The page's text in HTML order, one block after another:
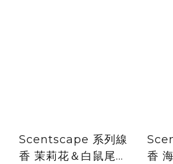
Scentscape 系列線
香 茉莉花＆白鼠尾草
香